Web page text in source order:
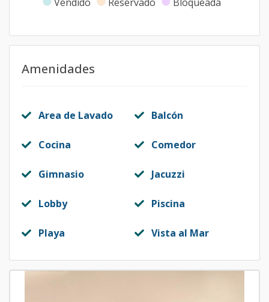
Amenidades
Area de Lavado Balcón
Cocina Comedor
Gimnasio Jacuzzi
Lobby Piscina
Playa Vista al Mar